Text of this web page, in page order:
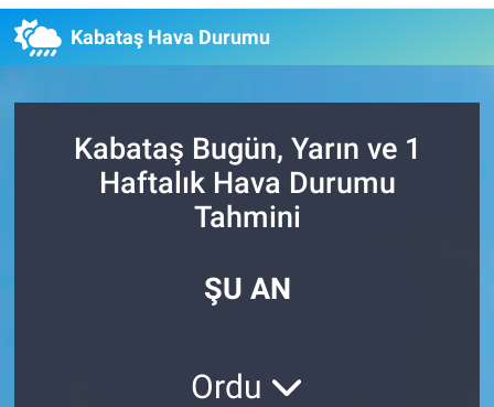
Kabataş Hava Durumu
Kabataş Bugün, Yarın ve 1
Haftalık Hava Durumu
Tahmini
ŞU AN
Ordu
TV 5 Ekranı ve Arşiv